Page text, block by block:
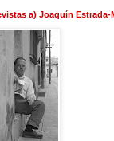
a) Joaquín Estrada-